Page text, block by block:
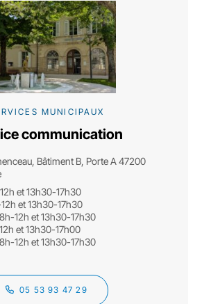
MUNICIPAUX
communication
Bâtiment B, Porte A 47200
et 13h30-17h30
et 13h30-17h30
12h et 13h30-17h30
et 13h30-17h00
12h et 13h30-17h30
05 53 93 47 29